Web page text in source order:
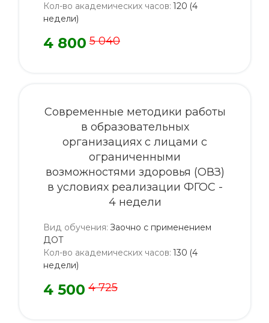
Кол-во академических часов: 120 (4
недели)
4 800 5 040
Современные методики работы
в образовательных
организациях с лицами с
ограниченными
возможностями здоровья (ОВЗ)
в условиях реализации ФГОС -
4 недели
Вид обучения: Заочно с применением
ДОТ
Кол-во академических часов: 130 (4
недели)
4 500 4 725